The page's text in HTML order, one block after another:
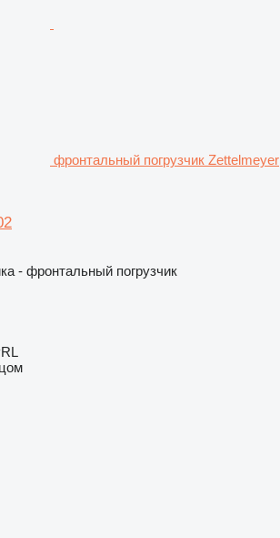
фронтальный погрузчик Zettelmeyer
- фронтальный погрузчик